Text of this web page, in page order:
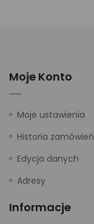
Moje Konto
Moje ustawienia
Historia zamówień
Edycja danych
Adresy
Informacje